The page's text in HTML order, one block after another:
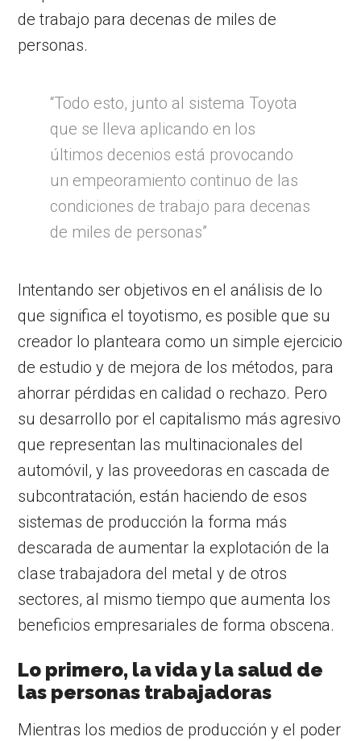
de trabajo para decenas de miles de
personas.
“Todo esto, junto al sistema Toyota
que se lleva aplicando en los
últimos decenios está provocando
un empeoramiento continuo de las
condiciones de trabajo para decenas
de miles de personas”
Intentando ser objetivos en el análisis de lo
que significa el toyotismo, es posible que su
creador lo planteara como un simple ejercicio
de estudio y de mejora de los métodos, para
ahorrar pérdidas en calidad o rechazo. Pero
su desarrollo por el capitalismo más agresivo
que representan las multinacionales del
automóvil, y las proveedoras en cascada de
subcontratación, están haciendo de esos
sistemas de producción la forma más
descarada de aumentar la explotación de la
clase trabajadora del metal y de otros
sectores, al mismo tiempo que aumenta los
beneficios empresariales de forma obscena.
Lo primero, la vida y la salud de
las personas trabajadoras
Mientras los medios de producción y el poder